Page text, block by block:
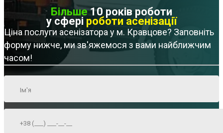
Більше10 років роботи
у сфері роботи асенізації
Ціна послуги асенізатора у м. Кравцове? Заповніть
форму нижче, ми зв'яжемося з вами найближчим
часом!